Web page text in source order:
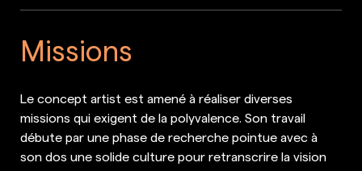
Missions
Le concept artist est amené à réaliser diverses
missions qui exigent de la polyvalence. Son travail
débute par une phase de recherche pointue avec à
son dos une solide culture pour retranscrire la vision